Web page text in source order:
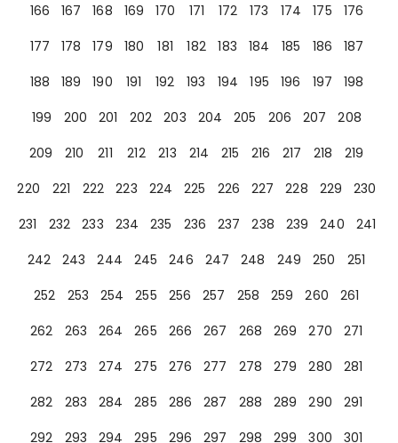
166
167 168 169 170 171 172 173 174 175
176
177
178 179 180 181 182 183 184 185 186
187
188
189 190 191 192 193 194 195 196 197
198
199
200 201 202 203 204 205 206 207
208
209
210 211 212 213 214 215 216 217 218
219
220
221 222 223 224 225 226 227 228 229
230
231
232 233 234 235 236 237 238 239 240
241
242
243 244 245 246 247 248 249 250
251
252
253 254 255 256 257 258 259 260
261
262
263 264 265 266 267 268 269 270
271
272
273 274 275 276 277 278 279 280
281
282
283 284 285 286 287 288 289 290
291
292
293 294 295 296 297 298 299 300 301